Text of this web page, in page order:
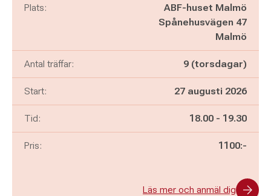
Plats:
ABF-huset Malmö
Spånehusvägen 47
Malmö
Antal träffar: 9 (torsdagar)
Start: 27 augusti 2026
Tid: Pågår mellan
18.00 - och
19.30
Pris: 1100:-
Läs mer och anmäl dig